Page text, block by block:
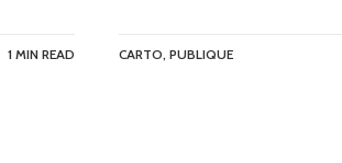
1 MIN READ CARTO, PUBLIQUE